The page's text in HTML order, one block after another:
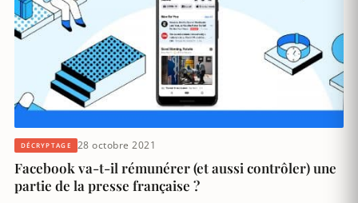
DÉCRYPTAGE 28 octobre 2021
Facebook va-t-il rémunérer (et aussi contrôler) une
partie de la presse française ?